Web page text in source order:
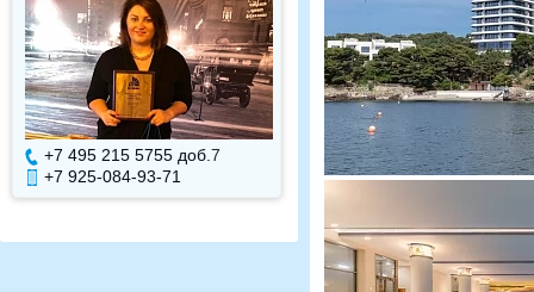
+7 495 215 5755 доб. 7
+7 925-084-93-71
+7 495 215 5755 доб.
+7 925-084-93-70